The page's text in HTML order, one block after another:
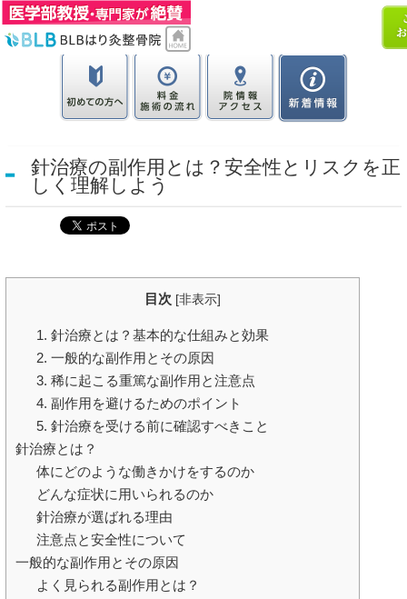
針治療の副作用とは？安全性とリスクを正
しく理解しよう
目次 [非表示]
1. 針治療とは？基本的な仕組みと効果
2. 一般的な副作用とその原因
3. 稀に起こる重篤な副作用と注意点
4. 副作用を避けるためのポイント
5. 針治療を受ける前に確認すべきこと
針治療とは？
体にどのような働きかけをするのか
どんな症状に用いられるのか
針治療が選ばれる理由
注意点と安全性について
一般的な副作用とその原因
よく見られる副作用とは？